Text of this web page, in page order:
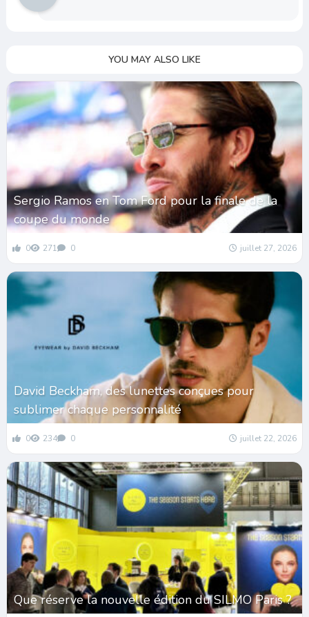
YOU MAY ALSO LIKE
Sergio Ramos en Tom Ford pour la finale de la
coupe du monde
0 271 0 juillet 27, 2026
David Beckham, des lunettes conçues pour
sublimer chaque personnalité
0 234 0 juillet 22, 2026
Que réserve la nouvelle édition du SILMO Paris ?